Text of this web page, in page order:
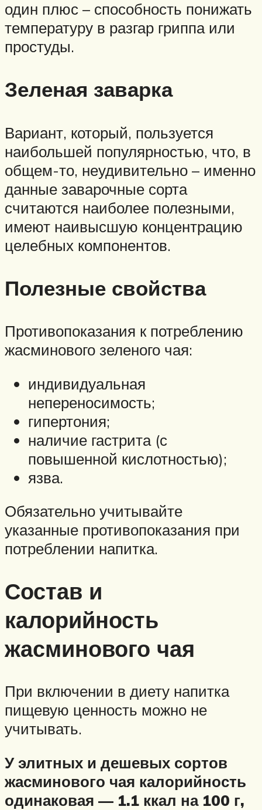
один плюс – способность понижать
температуру в разгар гриппа или
простуды.
Зеленая заварка
Вариант, который, пользуется
наибольшей популярностью, что, в
общем-то, неудивительно – именно
данные заварочные сорта
считаются наиболее полезными,
имеют наивысшую концентрацию
целебных компонентов.
Полезные свойства
Противопоказания к потреблению
жасминового зеленого чая:
индивидуальная
непереносимость;
гипертония;
наличие гастрита (с
повышенной кислотностью);
язва.
Обязательно учитывайте
указанные противопоказания при
потреблении напитка.
Состав и
калорийность
жасминового чая
При включении в диету напитка
пищевую ценность можно не
учитывать.
У элитных и дешевых сортов
жасминового чая калорийность
одинаковая — 1.1 ккал на 100 г,